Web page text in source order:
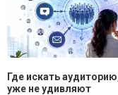
Где искать
уже не удивляют